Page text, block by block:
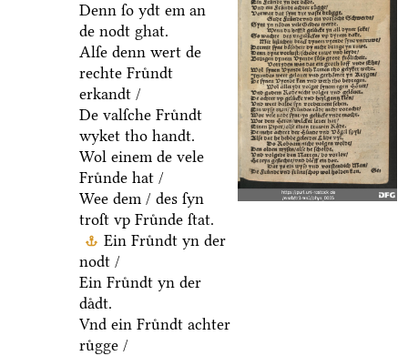
Denn ſo ydt em an
de nodt ghat.
Alſe denn wert de
rechte Fruͤndt
erkandt /
De valſche Fruͤndt
wyket tho handt.
Wol einem de vele
Fruͤnde hat /
Wee dem / des ſyn
troſt vp Fruͤnde ſtat.
Ein Fruͤndt yn der
nodt /
Ein Fruͤndt yn der
daͤdt.
Vnd ein Fruͤndt achter
ruͤgge /